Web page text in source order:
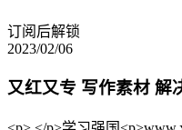
订阅后解锁
2023/02/06
又红又专 写作素材 解